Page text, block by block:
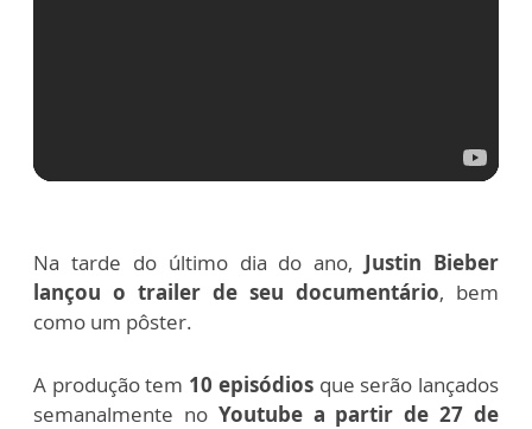
Na tarde do último dia do ano, Justin Bieber
lançou o trailer de seu documentário, bem
como um pôster.
A produção tem 10 episódios que serão lançados
semanalmente no Youtube a partir de 27 de